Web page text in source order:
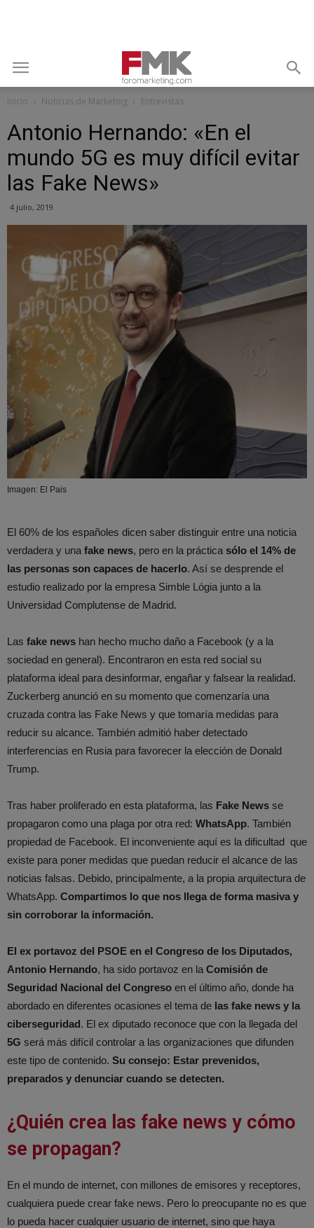
Inicio Noticias de Marketing Entrevistas
Antonio Hernando: «En el
mundo 5G es muy difícil evitar
las Fake News»
4 julio, 2019
Imagen: El Pais
El 60% de los españoles dicen saber distinguir entre una noticia
verdadera y una fake news, pero en la práctica sólo el 14% de
las personas son capaces de hacerlo. Así se desprende el
estudio realizado por la empresa Simble Lógia junto a la
Universidad Complutense de Madrid.
Las fake news han hecho mucho daño a Facebook (y a la
sociedad en general). Encontraron en esta red social su
plataforma ideal para desinformar, engañar y falsear la realidad.
Zuckerberg anunció en su momento que comenzaría una
cruzada contra las Fake News y que tomaría medidas para
reducir su alcance. También admitió haber detectado
interferencias en Rusia para favorecer la elección de Donald
Trump.
Tras haber proliferado en esta plataforma, las Fake News se
propagaron como una plaga por otra red: WhatsApp. También
propiedad de Facebook. El inconveniente aquí es la dificultad que
existe para poner medidas que puedan reducir el alcance de las
noticias falsas. Debido, principalmente, a la propia arquitectura de
WhatsApp. Compartimos lo que nos llega de forma masiva y
sin corroborar la información.
El ex portavoz del PSOE en el Congreso de los Diputados,
Antonio Hernando, ha sido portavoz en la Comisión de
Seguridad Nacional del Congreso en el último año, donde ha
abordado en diferentes ocasiones el tema de las fake news y la
ciberseguridad. El ex diputado reconoce que con la llegada del
5G será más difícil controlar a las organizaciones que difunden
este tipo de contenido. Su consejo: Estar prevenidos,
preparados y denunciar cuando se detecten.
¿Quién crea las fake news y cómo
se propagan?
En el mundo de internet, con millones de emisores y receptores,
cualquiera puede crear fake news. Pero lo preocupante no es que
lo pueda hacer cualquier usuario de internet, sino que haya